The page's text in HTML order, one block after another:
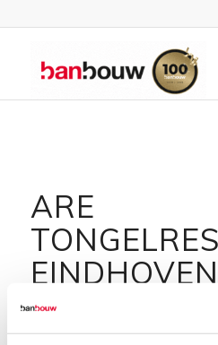
ARE
HOOGSTE